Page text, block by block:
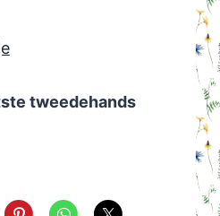
tweedehands